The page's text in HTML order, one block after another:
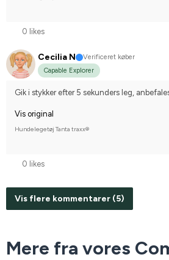
0 likes
Cecilia N
Verificeret køber
Capable Explorer
Gik i stykker efter 5 sekunders leg,
Vis original
Hundelegetøj Tanta traxx®
0 likes
Vis flere kommentarer (5)
Mere fra vores